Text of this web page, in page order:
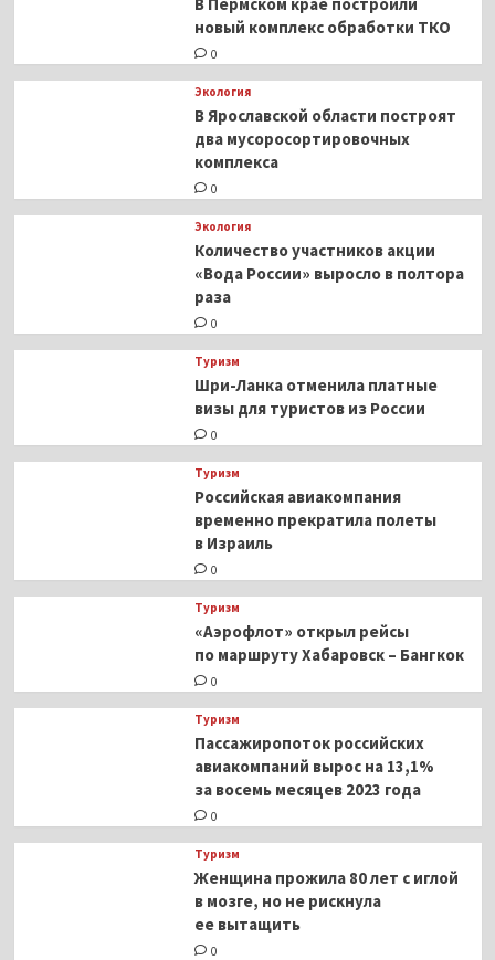
новый комплекс обработки ТКО
0
Экология
В Ярославской области построят
два мусоросортировочных
комплекса
0
Экология
Количество участников акции
«Вода России» выросло в полтора
раза
0
Туризм
Шри-Ланка отменила платные
визы для туристов из России
0
Туризм
Российская авиакомпания
временно прекратила полеты
в Израиль
0
Туризм
«Аэрофлот» открыл рейсы
по маршруту Хабаровск – Бангкок
0
Туризм
Пассажиропоток российских
авиакомпаний вырос на 13,1%
за восемь месяцев 2023 года
0
Туризм
Женщина прожила 80 лет с иглой
в мозге, но не рискнула
ее вытащить
0